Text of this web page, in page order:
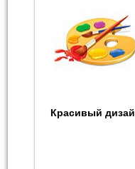
Красивый